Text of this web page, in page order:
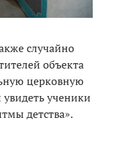
случайно
объекта
церковную
ученики
детства».